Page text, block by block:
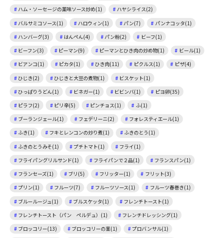
ハム・ソーセージの薬味ソース炒め(1)
ハヤシライス(2)
バルサミコソース(1)
ハロウィン(1) パン(7)
パンナコッタ(1)
ハンバーグ(3)
はんぺん(4) パン粉(2)
ビーフ(1)
ビーフン(3)
ピーマン(9) ピーマンとひき肉の炒め物(1)
ビール(1)
ビアンコ(1)
ピカタ(1) ひき肉(11) ピクルス(1)
ピザ(4)
ひじき(2)
ひじきと大豆の煮物(1)
ビスケット(1)
ひっぱりうどん(1)
ビネガー(1) ビビンバ(1)
ピヨ卵(35)
ピラフ(2)
ピリ辛(5) ピンチョス(1)
ふ(1)
ブーランジェール(1)
フェデリーニ(2)
フォレスティエール(1)
ふき(1)
フキとレンコンの炒り煮(1)
ふきのとう(1)
ふきのとうみそ(1)
プチトマト(1)
フライ(1)
フライパングリルサンド(1)
フライパンで２品(1)
フランスパン(1)
フランセーズ(1)
ブリ(5) フリッター(1)
フリット(3)
プリン(1)
フルーツ(7) フルーツソース(1)
フルーツ春巻き(1)
ブルールージュ(1)
ブルスケッタ(1)
フレンチトースト(1)
フレンチトースト（パン ペルデュ）(1)
フレンチドレッシング(1)
ブロッコリー(13)
ブロッコリーの茎(1)
プロバンサル(1)